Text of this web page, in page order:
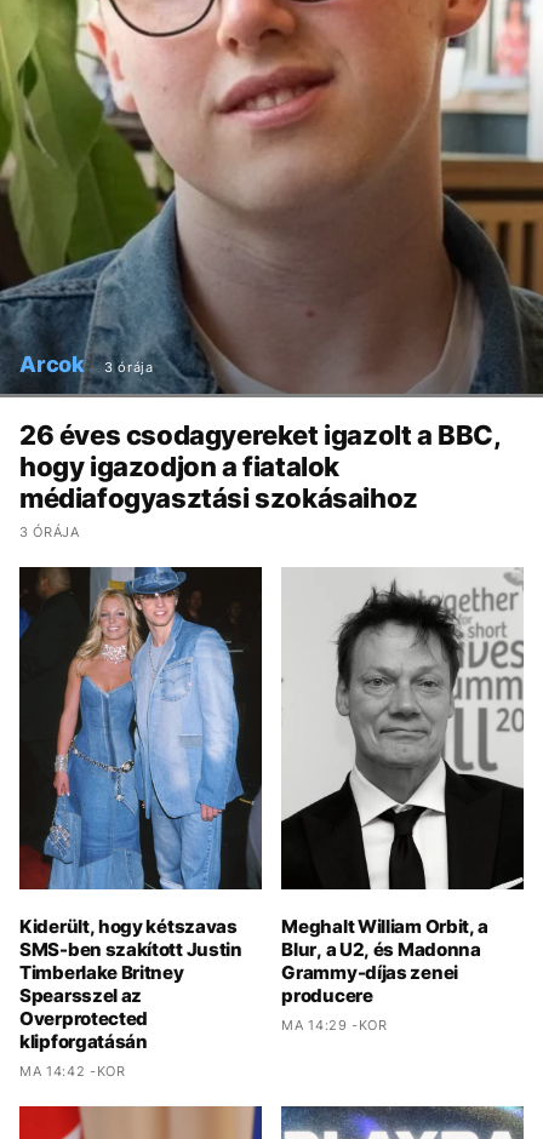
Arcok 3 órája
26 éves csodagyereket igazolt a BBC,
hogy igazodjon a fiatalok
médiafogyasztási szokásaihoz
3 ÓRÁJA
Kiderült, hogy kétszavas
SMS-ben szakított Justin
Timberlake Britney
Spearsszel az
Overprotected
klipforgatásán
MA 14:42 -KOR
Meghalt William Orbit, a
Blur, a U2, és Madonna
Grammy-díjas zenei
producere
MA 14:29 -KOR